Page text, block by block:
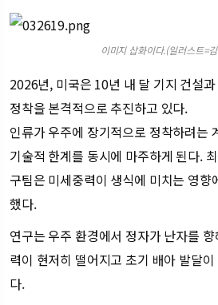
이미지 삽화이다.(일러스트=
2026년, 미국은 10년 내 달 기지 건설
정착을 본격적으로 추진하고 있다.
인류가 우주에 장기적으로 정착하려는
기술적 한계를 동시에 마주하게 된다.
구팀은 미세중력이 생식에 미치는 영향
했다.
연구는 우주 환경에서 정자가 난자를
력이 현저히 떨어지고 초기 배아 발달
다.